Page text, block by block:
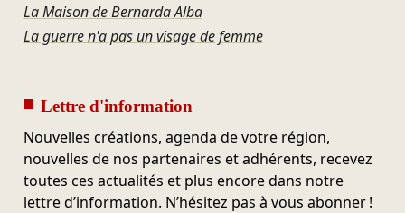
La Maison de Bernarda Alba
La guerre n'a pas un visage de femme
Lettre d'information
Nouvelles créations, agenda de votre région,
nouvelles de nos partenaires et adhérents, recevez
toutes ces actualités et plus encore dans notre
lettre d’information. N’hésitez pas à vous abonner !